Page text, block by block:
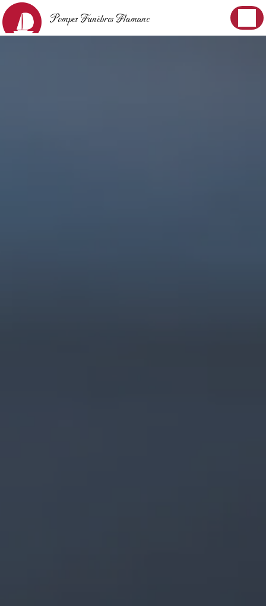
Pompes Funèbres Flamanc
Panneau de gestion des cookies